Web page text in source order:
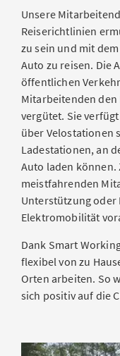
Unsere
Reiserichtlinien
zu sein und mit
Auto zu reisen. Die
öffentlichen
Mitarbeitenden den
vergütet. Sie
über Velostationen
Ladestationen, an
Auto laden können.
meistfahrenden
Unterstützung oder
Elektromobilität
Dank Smart
flexibel von zu
Orten arbeiten. So
sich positiv auf die